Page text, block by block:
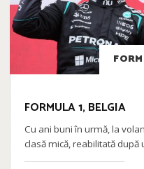
FORMULA 1, BELGIA
Cu ani buni în urmă, la
clasă mică, reabilitată